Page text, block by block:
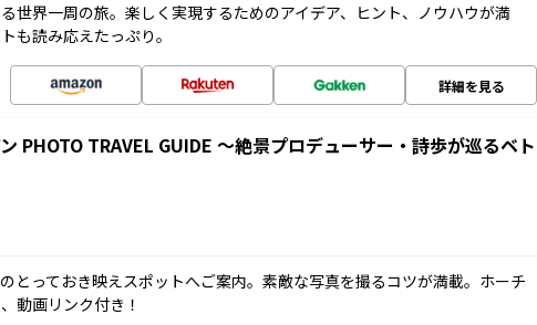
世界一周の旅。楽しく実現するためのアイデア、ヒント、ノウハウが満
読み応えたっぷり。
詳細を見る
PHOTO TRAVEL GUIDE ～絶景プロデューサー・詩歩が巡るベト
とっておき映えスポットへご案内。素敵な写真を撮るコツが満載。ホーチ
動画リンク付き！